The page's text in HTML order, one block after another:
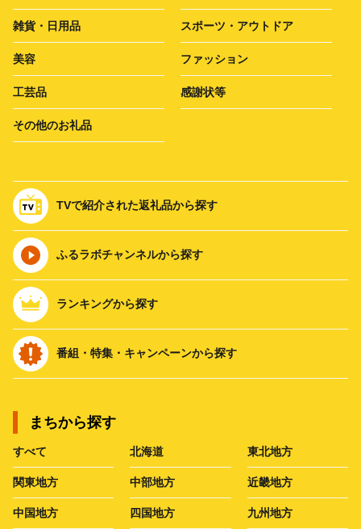
雑貨・日用品 スポーツ・アウトドア
美容 ファッション
工芸品 感謝状等
その他のお礼品
TVで紹介された返礼品から探す
ふるラボチャンネルから探す
ランキングから探す
番組・特集・キャンペーンから探す
まちから探す
すべて 北海道 東北地方
関東地方 中部地方 近畿地方
中国地方 四国地方 九州地方